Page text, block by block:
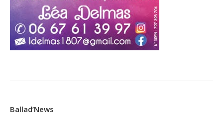
Ballad’News